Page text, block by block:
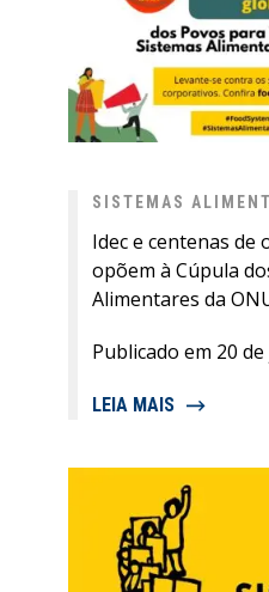
SISTEMAS
Idec e centenas de
opõem à Cúpula
Alimentares da
Publicado em 20
LEIA MAIS